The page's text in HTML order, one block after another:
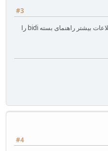
#3
یک نمونه را ضمیمه کرده‌ام. برای اطلاعات بیشتر راهنمای بسته bidi را
#4